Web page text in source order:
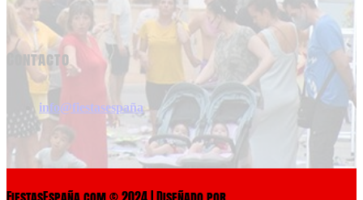
Contacto
info@fiestasespaña